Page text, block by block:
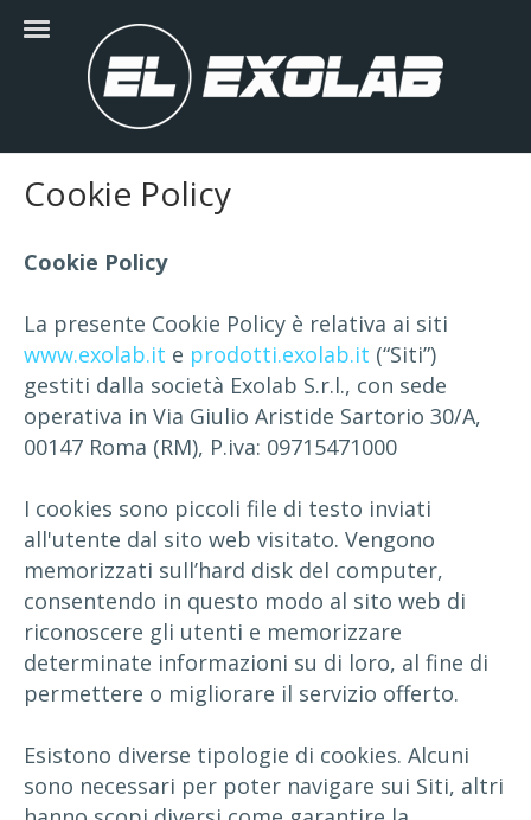
Cookie Policy
Cookie Policy
La presente Cookie Policy è relativa ai siti
www.exolab.it e prodotti.exolab.it (“Siti”)
gestiti dalla società Exolab S.r.l., con sede
operativa in Via Giulio Aristide Sartorio 30/A,
00147 Roma (RM), P.iva: 09715471000
I cookies sono piccoli file di testo inviati
all'utente dal sito web visitato. Vengono
memorizzati sull’hard disk del computer,
consentendo in questo modo al sito web di
riconoscere gli utenti e memorizzare
determinate informazioni su di loro, al fine di
permettere o migliorare il servizio offerto.
Esistono diverse tipologie di cookies. Alcuni
sono necessari per poter navigare sui Siti, altri